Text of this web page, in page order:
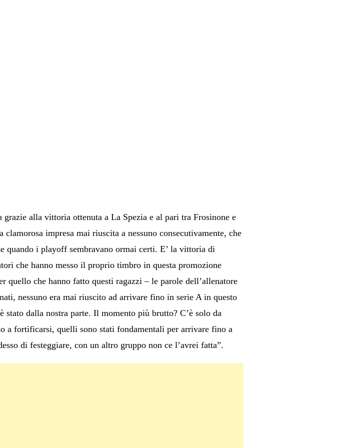
alla vittoria ottenuta a La Spezia e al pari tra Frosinone e
impresa mai riuscita a nessuno consecutivamente, che
quando i playoff sembravano ormai certi. E’ la vittoria di
che hanno messo il proprio timbro in questa promozione
quello che hanno fatto questi ragazzi – le parole dell’allenatore
nessuno era mai riuscito ad arrivare fino in serie A in questo
dalla nostra parte. Il momento più brutto? C’è solo da
a fortificarsi, quelli sono stati fondamentali per arrivare fino a
di festeggiare, con un altro gruppo non ce l’avrei fatta”.